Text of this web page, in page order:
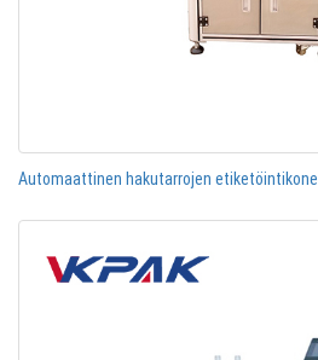
Automaattinen hakutarrojen etiketöintikone